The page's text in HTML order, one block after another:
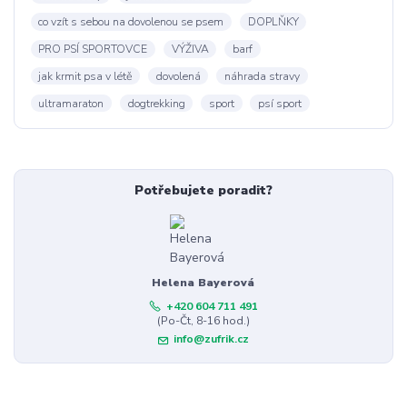
co vzít s sebou na dovolenou se psem
DOPLŇKY
PRO PSÍ SPORTOVCE
VÝŽIVA
barf
jak krmit psa v létě
dovolená
náhrada stravy
ultramaraton
dogtrekking sport psí sport
Potřebujete poradit?
Helena Bayerová
+420 604 711 491
(Po-Čt, 8-16 hod.)
info@zufrik.cz